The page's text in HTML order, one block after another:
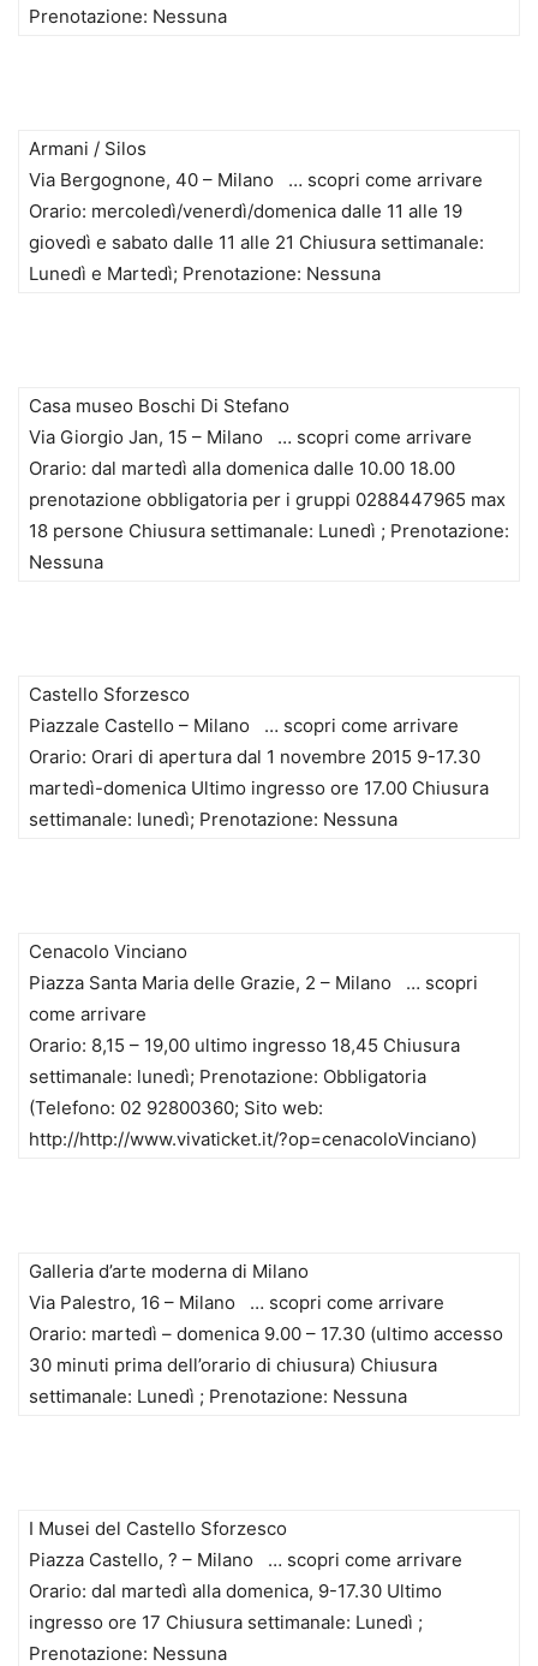
Prenotazione: Nessuna
Armani / Silos
Via Bergognone, 40 – Milano … scopri come arrivare
Orario: mercoledì/venerdì/domenica dalle 11 alle 19
giovedì e sabato dalle 11 alle 21 Chiusura settimanale:
Lunedì e Martedì; Prenotazione: Nessuna
Casa museo Boschi Di Stefano
Via Giorgio Jan, 15 – Milano … scopri come arrivare
Orario: dal martedì alla domenica dalle 10.00 18.00
prenotazione obbligatoria per i gruppi 0288447965 max
18 persone Chiusura settimanale: Lunedì ; Prenotazione:
Nessuna
Castello Sforzesco
Piazzale Castello – Milano … scopri come arrivare
Orario: Orari di apertura dal 1 novembre 2015 9-17.30
martedì-domenica Ultimo ingresso ore 17.00 Chiusura
settimanale: lunedì; Prenotazione: Nessuna
Cenacolo Vinciano
Piazza Santa Maria delle Grazie, 2 – Milano … scopri
come arrivare
Orario: 8,15 – 19,00 ultimo ingresso 18,45 Chiusura
settimanale: lunedì; Prenotazione: Obbligatoria
(Telefono: 02 92800360; Sito web:
http://http://www.vivaticket.it/?op=cenacoloVinciano)
Galleria d’arte moderna di Milano
Via Palestro, 16 – Milano … scopri come arrivare
Orario: martedì – domenica 9.00 – 17.30 (ultimo accesso
30 minuti prima dell’orario di chiusura) Chiusura
settimanale: Lunedì ; Prenotazione: Nessuna
I Musei del Castello Sforzesco
Piazza Castello, ? – Milano … scopri come arrivare
Orario: dal martedì alla domenica, 9-17.30 Ultimo
ingresso ore 17 Chiusura settimanale: Lunedì ;
Prenotazione: Nessuna